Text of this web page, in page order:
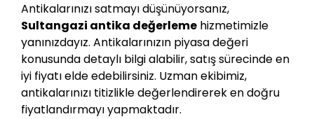
Antikalarınızı satmayı düşünüyorsanız,
Sultangazi antika değerleme hizmetimizle
yanınızdayız. Antikalarınızın piyasa değeri
konusunda detaylı bilgi alabilir, satış sürecinde en
iyi fiyatı elde edebilirsiniz. Uzman ekibimiz,
antikalarınızı titizlikle değerlendirerek en doğru
fiyatlandırmayı yapmaktadır.